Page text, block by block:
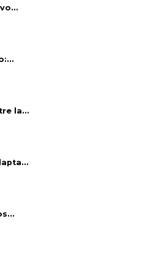
la...